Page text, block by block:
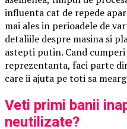
influenta cat de repede
mai ales in perioadele de
detaliile despre masina si
astepti putin. Cand
reprezentanta, faci parte
care ii ajuta pe toti sa
Veti primi banii
neutilizate?